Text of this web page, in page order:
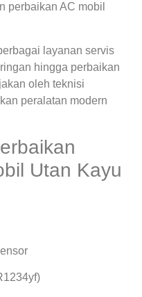
perbaikan AC mobil
layanan servis
hingga perbaikan
oleh teknisi
peralatan modern
Utan Kayu